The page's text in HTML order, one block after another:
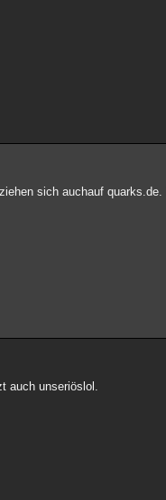
sich auchauf
auch unseriöslol.